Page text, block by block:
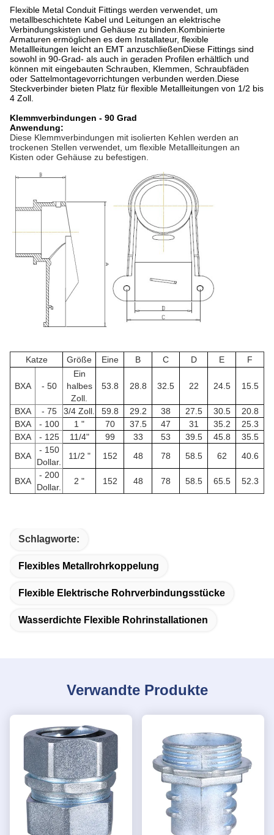
Flexible Metal Conduit Fittings werden verwendet, um
metallbeschichtete Kabel und Leitungen an elektrische
Verbindungskisten und Gehäuse zu binden.Kombinierte
Armaturen ermöglichen es dem Installateur, flexible
Metallleitungen leicht an EMT anzuschließenDiese Fittings sind
sowohl in 90-Grad- als auch in geraden Profilen erhältlich und
können mit eingebauten Schrauben, Klemmen, Schraubfäden
oder Sattelmontagevorrichtungen verbunden werden.Diese
Steckverbinder bieten Platz für flexible Metallleitungen von 1/2 bis
4 Zoll.
Klemmverbindungen - 90 Grad
Anwendung:
Diese Klemmverbindungen mit isolierten Kehlen werden an
trockenen Stellen verwendet, um flexible Metallleitungen an
Kisten oder Gehäuse zu befestigen.
Katze Größe Eine B C D E F
BXA - 50
Ein
halbes
Zoll.
53.8 28.8 32.5 22 24.5 15.5
BXA - 75 3/4 Zoll. 59.8 29.2 38 27.5 30.5
20.8
BXA
- 100 1 " 70 37.5 47 31 35.2
25.3
BXA
- 125 11/4" 99 33 53 39.5 45.8
35.5
BXA
- 150
Dollar.
11/2 " 152 48 78 58.5 62 40.6
BXA
- 200
Dollar.
2 " 152 48 78 58.5 65.5 52.3
Schlagworte:
Flexibles Metallrohrkoppelung
Flexible Elektrische Rohrverbindungsstücke
Wasserdichte Flexible Rohrinstallationen
Verwandte Produkte